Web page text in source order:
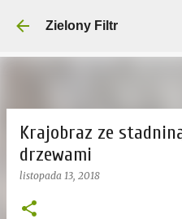
Przejdź do
Zielony Filtr
Krajobraz ze
drzewami
listopada 13, 2018